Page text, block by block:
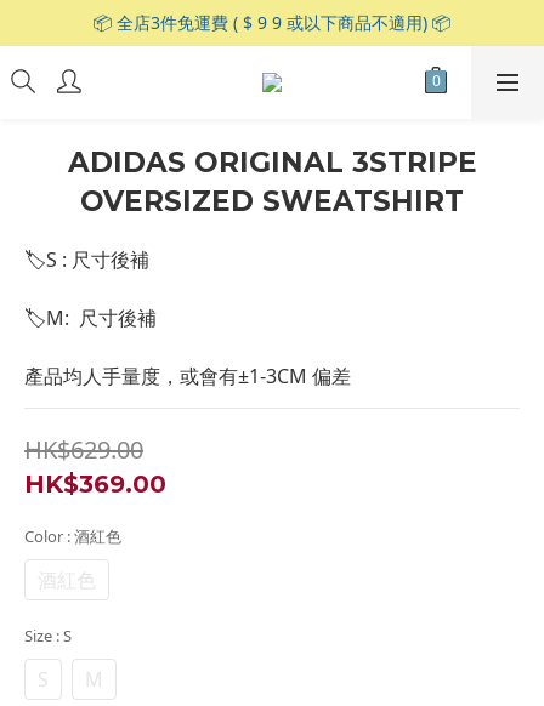
📦 全店3件免運費 ( $ 9 9 或以下商品不適用) 📦
ADIDAS ORIGINAL 3STRIPE
OVERSIZED SWEATSHIRT
🏷S : 尺寸後補
🏷M:  尺寸後補
產品均人手量度，或會有±1-3CM 偏差
HK$629.00
HK$369.00
Color : 酒紅色
酒紅色
Size : S
S M